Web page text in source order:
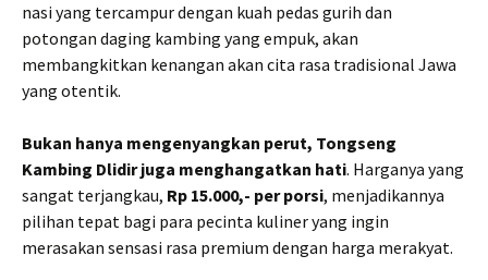
nasi yang tercampur dengan kuah pedas gurih dan
potongan daging kambing yang empuk, akan
membangkitkan kenangan akan cita rasa tradisional Jawa
yang otentik.
Bukan hanya mengenyangkan perut, Tongseng
Kambing Dlidir juga menghangatkan hati. Harganya yang
sangat terjangkau, Rp 15.000,- per porsi, menjadikannya
pilihan tepat bagi para pecinta kuliner yang ingin
merasakan sensasi rasa premium dengan harga merakyat.